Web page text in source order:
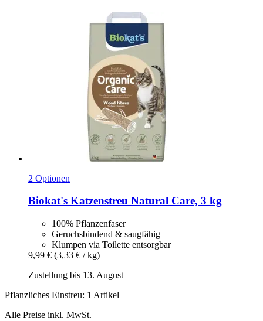
2 Optionen
Biokat's Katzenstreu Natural Care, 3 kg
100% Pflanzenfaser
Geruchsbindend & saugfähig
Klumpen via Toilette entsorgbar
9,99 € (3,33 € / kg)
Zustellung bis 13. August
Pflanzliches Einstreu: 1 Artikel
Alle Preise inkl. MwSt.